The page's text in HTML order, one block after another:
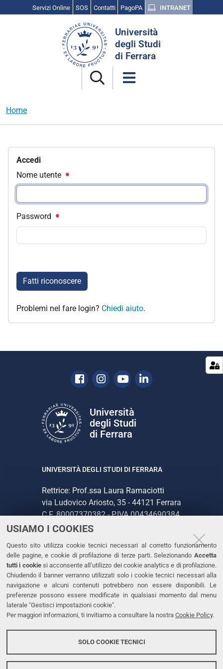
USIAMO I COOKIES
Questo sito utilizza cookie tecnici necessari al corretto funzionamento
delle pagine, e cookie di profilazione di terze parti. Selezionando Accetta
tutti i cookiesi acconsente all’utilizzo dei cookie analytics e di profilazione.
Chiudendo il banner verranno utilizzati solo i cookie tecnici necessari alla
navigazione e alcuni contenuti potrebbero non essere disponibili. Le
preferenze possono essere modificate in qualsiasi momento dal menu
laterale "Gestisci impostazioni cookie".
Per maggiori informazioni, ti invitiamo a consultare la nostra Cookie Policy.
SOLO COOKIE TECNICI
Servizi Online SOS Contatti PagoPA INTRANET
Università
degli Studi
di Ferrara
Home
Accedi
Nome utente
Password
Fatti riconoscere
Problemi nel fare login? Chiedi aiuto.
Facebook
Instagram
YoutubeLinkedin
Università
degli Studi
di Ferrara
UNIVERSITÀ DEGLI STUDI DI FERRARA
Rettrice: Prof.ssa Laura Ramaciotti
via Ludovico Ariosto, 35 - 44121 Ferrara
C.F. 80007370382 - P.IVA 00434690384
CONTATTI
Tel. +39 0532 293111
Fax. +39 0532 293031
PEC
LINKS
Accessibilità
Protezione dati personali